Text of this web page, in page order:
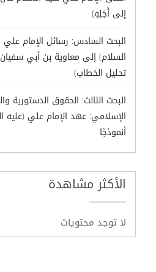
إلى أَجَلِهِ)
البحث السادس: رسائل الإمام
السلام) إلى معاوية بن أبي
تحليل الخطاب)
البحث الثالث: الحقوق الدستورية
الإسلامي: عهد الإمام علي (عليه
أنموذجًا
الأكثر مشاهدة
لا توجد محتويات